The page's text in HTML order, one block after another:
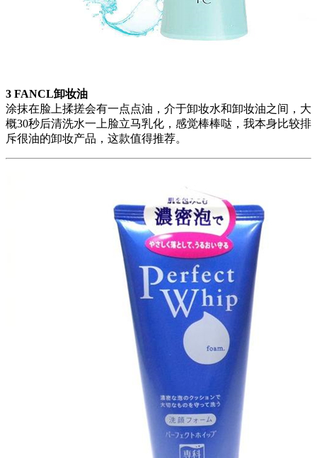
3 FANCL卸妆油
涂抹在脸上揉搓会有一点点油，介于卸妆水和卸妆油之间，大
概30秒后清洗水一上脸立马乳化，感觉棒棒哒，我本身比较排
斥很油的卸妆产品，这款值得推荐。